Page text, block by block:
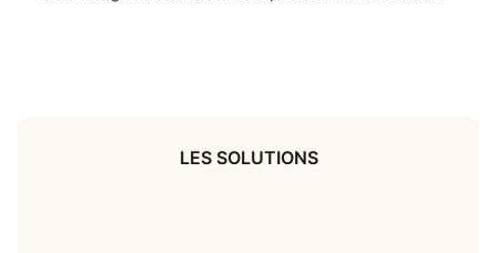
LES SOLUTIONS